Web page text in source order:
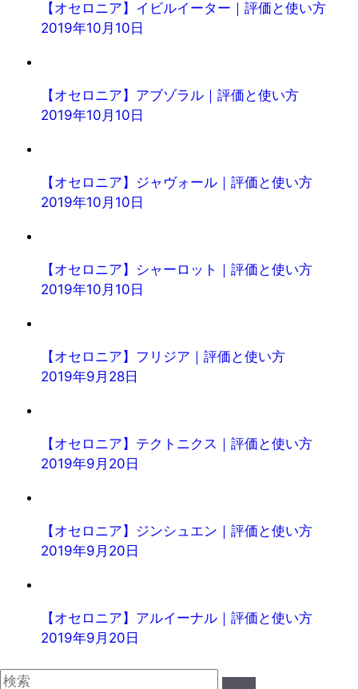
【オセロニア】イビルイーター｜評価と使い方
2019年10月10日
【オセロニア】アブゾラル｜評価と使い方
2019年10月10日
【オセロニア】ジャヴォール｜評価と使い方
2019年10月10日
【オセロニア】シャーロット｜評価と使い方
2019年10月10日
【オセロニア】フリジア｜評価と使い方
2019年9月28日
【オセロニア】テクトニクス｜評価と使い方
2019年9月20日
【オセロニア】ジンシュエン｜評価と使い方
2019年9月20日
【オセロニア】アルイーナル｜評価と使い方
2019年9月20日